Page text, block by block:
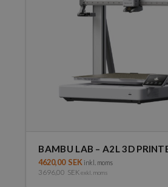
BAMBU LAB – A2L 3D
4620,00 SEK inkl. moms
3696,00 SEK exkl. moms